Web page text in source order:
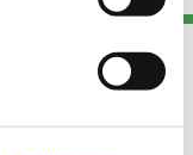
Links